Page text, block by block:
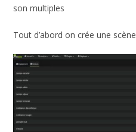
son multiples
Tout d’abord on crée une scène